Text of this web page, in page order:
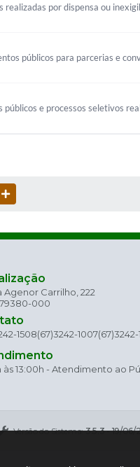
realizadas por dispensa ou
públicos para parcerias e
públicos e processos seletivos
Agenor Carrilho, 222
79380-000
1508(67)3242-1007(67)3242-
às 13:00h - Atendimento ao
Versão do Sistema:3.5.3 - 19/06/